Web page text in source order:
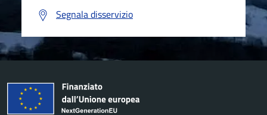
Segnala disservizio